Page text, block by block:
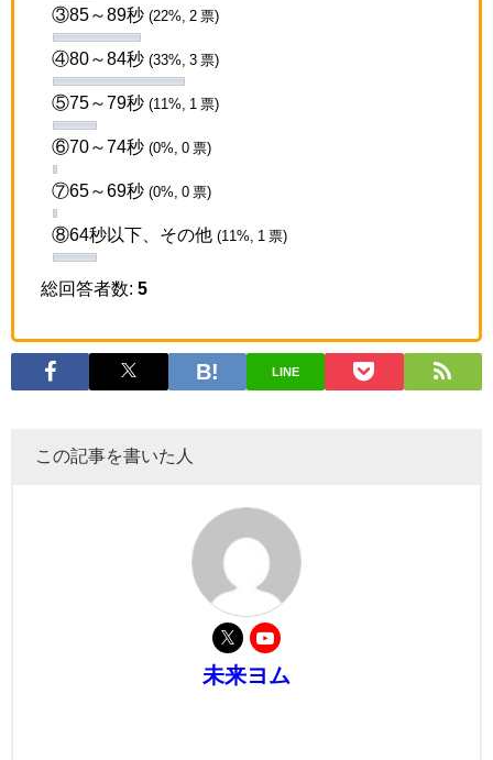
③85～89秒 (22%, 2 票)
④80～84秒 (33%, 3 票)
⑤75～79秒 (11%, 1 票)
⑥70～74秒 (0%, 0 票)
⑦65～69秒 (0%, 0 票)
⑧64秒以下、その他 (11%, 1 票)
総回答者数: 5
LINE
この記事を書いた人
未来ヨム